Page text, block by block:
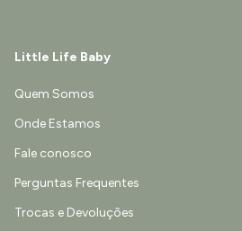
Little Life Baby
Quem Somos
Onde Estamos
Fale conosco
Perguntas Frequentes
Trocas e Devoluções